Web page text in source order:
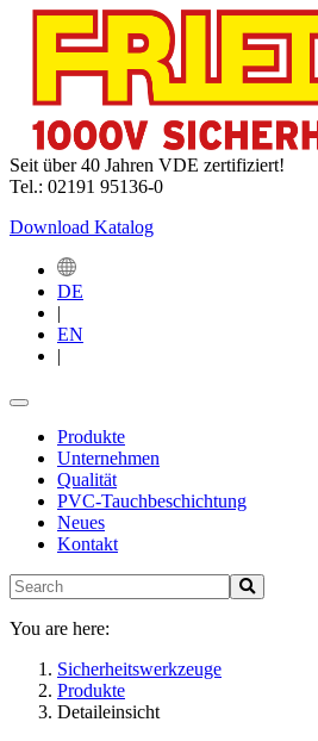
Seit über 40 Jahren VDE zertifiziert!
Tel.: 02191 95136-0
Download Katalog
DE
|
EN
|
Produkte
Unternehmen
Qualität
PVC-Tauchbeschichtung
Neues
Kontakt
You are here:
Sicherheitswerkzeuge
Produkte
Detaileinsicht